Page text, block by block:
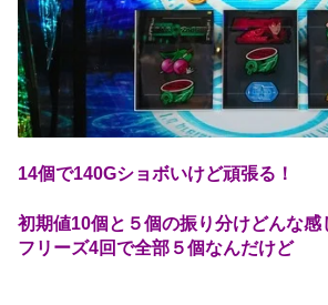
14個で140Gショボいけど頑張る！
初期値10個と５個の振り分けどんな感
フリーズ4回で全部５個なんだけど